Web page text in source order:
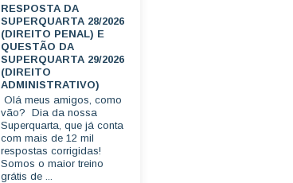
RESPOSTA DA
SUPERQUARTA 28/2026
(DIREITO PENAL) E
QUESTÃO DA
SUPERQUARTA 29/2026
(DIREITO
ADMINISTRATIVO)
Olá meus amigos, como
vão? Dia da nossa
Superquarta, que já conta
com mais de 12 mil
respostas corrigidas!
Somos o maior treino
grátis de ...